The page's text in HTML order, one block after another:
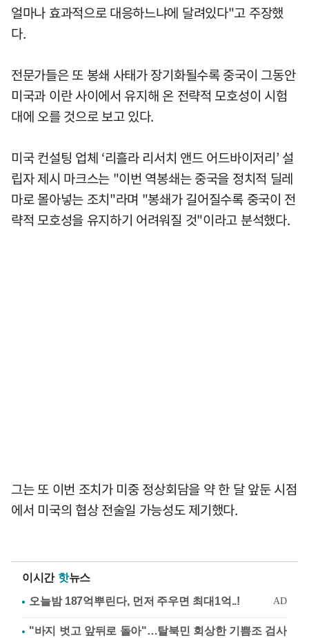
얼마나 효과적으로 대응하느냐에 달려있다"고 주장했
다.
전문가들은 또 봉쇄 사태가 장기화될수록 중국이 그동안
미국과 이란 사이에서 유지해 온 전략적 모호성이 시험
대에 오를 것으로 보고 있다.
미국 컨설팅 업체 ‘리흘라 리서치 앤드 어드바이저리’ 설
립자 제시 마크스는 "이번 역봉쇄는 중국을 정치적 딜레
마로 몰아넣는 조치"라며 "봉쇄가 길어질수록 중국이 전
략적 모호성을 유지하기 어려워질 것"이라고 분석했다.
그는 또 이번 조치가 미중 정상회담을 약 한 달 앞둔 시점
에서 미국의 협상 전술일 가능성도 제기했다.
이시간 핫뉴스
"바지 벗고 앞뒤로 돌아"…탈북민 회상한 기쁨조 검사